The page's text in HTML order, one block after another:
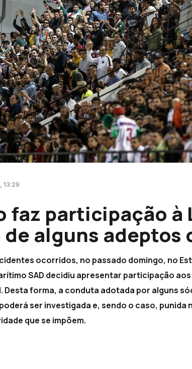
13:29
faz participação à
alguns adeptos
ocorridos, no passado domingo, no
SAD decidiu apresentar participação
Desta forma, a conduta adotada por alguns
ser investigada e, sendo o caso, punida
que se impõem.